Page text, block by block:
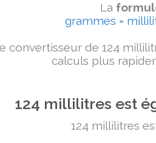
La
grammes =
convertisseur de 124
calculs plus
124 millilitres est
124 millilitres